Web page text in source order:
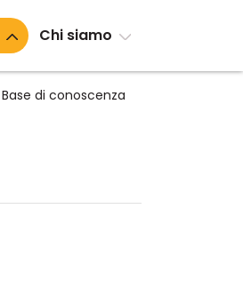
Chi siamo
Base di conoscenza